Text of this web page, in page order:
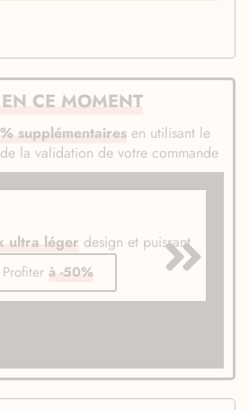
CE MOMENT
supplémentairesen utilisant le
la validation de votre commande
ultra léger design et puissant
Profiter à -50%